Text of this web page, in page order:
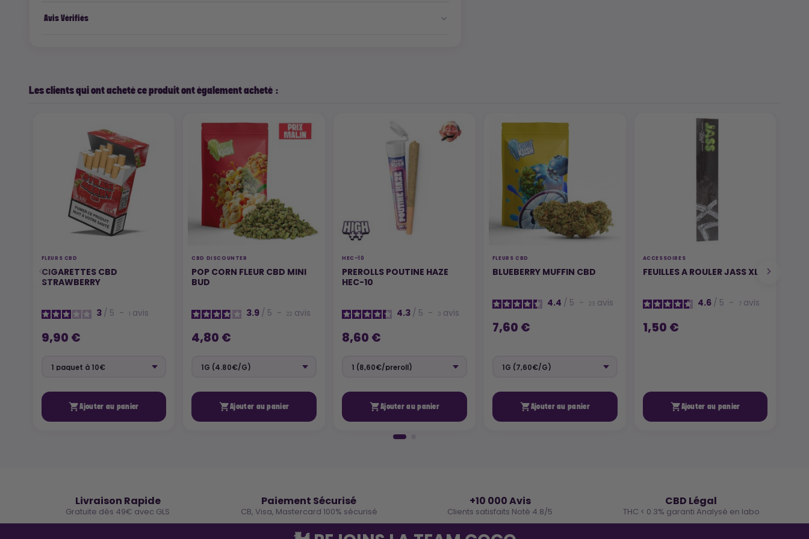
Avis Vérifiés
Les clients qui ont acheté ce produit ont également acheté :
FLEURS CBD
CIGARETTES CBD
STRAWBERRY
3 / 5 - 1 avis
9,90 €
Ajouter au panier
CBD DISCOUNTER
POP CORN FLEUR CBD MINI
BUD
3.9 / 5 - 22 avis
4,80 €
Ajouter au panier
HEC-10
PREROLLS POUTINE HAZE
HEC-10
4.3 / 5 - 3 avis
8,60 €
Ajouter au panier
FLEURS CBD
BLUEBERRY MUFFIN CBD
4.4 / 5 - 23 avis
7,60 €
Ajouter au panier
ACCESSOIRES
FEUILLES A ROULER JASS XL
4.6 / 5 - 7 avis
1,50 €
Ajouter au panier
Livraison Rapide
Gratuite dès 49€ avec GLS
Paiement Sécurisé
CB, Visa, Mastercard 100% sécurisé
+10 000 Avis
Clients satisfaits Noté 4.8/5
CBD Légal
THC < 0.3% garanti Analysé en labo